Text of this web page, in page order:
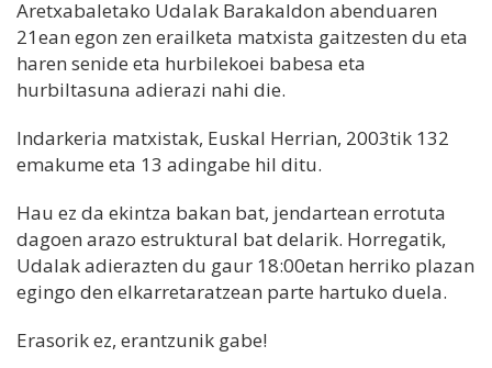
Aretxabaletako Udalak Barakaldon abenduaren
21ean egon zen erailketa matxista gaitzesten du eta
haren senide eta hurbilekoei babesa eta
hurbiltasuna adierazi nahi die.
Indarkeria matxistak, Euskal Herrian, 2003tik 132
emakume eta 13 adingabe hil ditu.
Hau ez da ekintza bakan bat, jendartean errotuta
dagoen arazo estruktural bat delarik. Horregatik,
Udalak adierazten du gaur 18:00etan herriko plazan
egingo den elkarretaratzean parte hartuko duela.
Erasorik ez, erantzunik gabe!